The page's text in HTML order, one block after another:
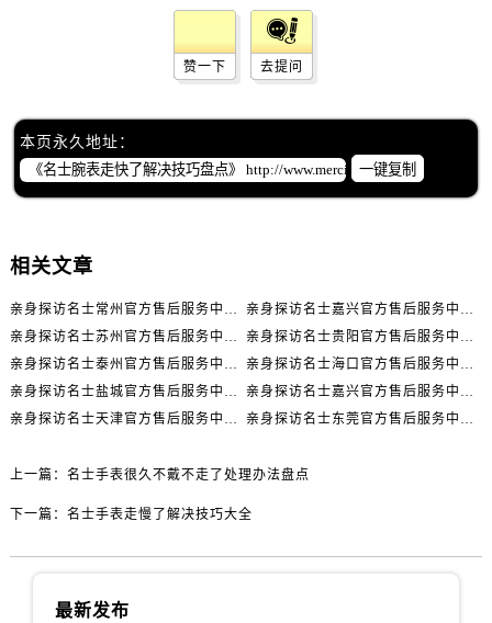
辽宁省沈阳市沈河区中街路83号亨得利名表维修授权店1楼名士售后服务中心（需提前预约）
北京市朝阳区建国门外大街甲6号华熙国际中心D座11层1102室名士售后服务中心（需提前预约）
内蒙古自治区鄂尔多斯市东胜区伊金霍洛街名士售后服务中心（需提前预约）
赞一下 去提问
本页永久地址：
一键复制
相关文章
亲身探访名士常州官方售后服务中心｜全新官方服务电话与地址（2026年7月最新）
亲身探访名士嘉兴官方售后服务中心｜全新地址和售后电话（2026年7月最新）
亲身探访名士苏州官方售后服务中心｜服务热线与门店详细地址（2026年7月最新）
亲身探访名士贵阳官方售后服务中心｜网点地址与电话（2026年7月最新）
亲身探访名士泰州官方售后服务中心｜最新网点地址及热线（2026年7月最新）
亲身探访名士海口官方售后服务中心｜全部地址与售后电话（2026年7月最新）
亲身探访名士盐城官方售后服务中心｜完整地址与联系电话（2026年7月最新）
亲身探访名士嘉兴官方售后服务中心｜全新维修门店地址及电话（2026年7月最新）
亲身探访名士天津官方售后服务中心｜网点地址及售后热线（2026年7月最新）
亲身探访名士东莞官方售后服务中心｜最新电话和维修地址（2026年7月最新）
上一篇： 名士手表很久不戴不走了处理办法盘点
下一篇： 名士手表走慢了解决技巧大全
最新发布